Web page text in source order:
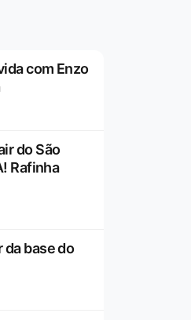
com Enzo
do São
Rafinha
base do